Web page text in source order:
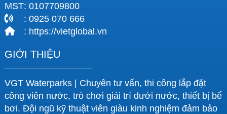
MST: 0107709800
: 0925 070 666
: https://vietglobal.vn
GIỚI THIỆU
VGT Waterparks | Chuyên tư vấn, thi công lắp đặt
công viên nước, trò chơi giải trí dưới nước, thiết bị bể
bơi. Đội ngũ kỹ thuật viên giàu kinh nghiệm đảm bảo